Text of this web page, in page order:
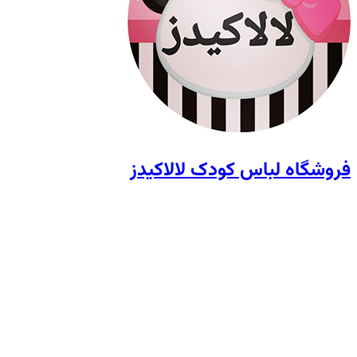
فروشگاه لباس کودک لالاکیدز